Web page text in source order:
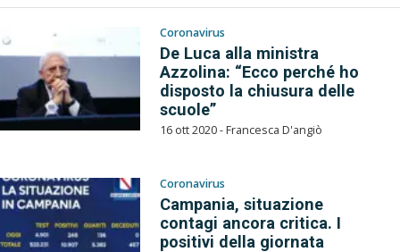
Coronavirus
De Luca alla ministra
Azzolina: “Ecco perché ho
disposto la chiusura delle
scuole”
16 ott 2020 - Francesca D'angiò
Coronavirus
Campania, situazione
contagi ancora critica. I
positivi della giornata